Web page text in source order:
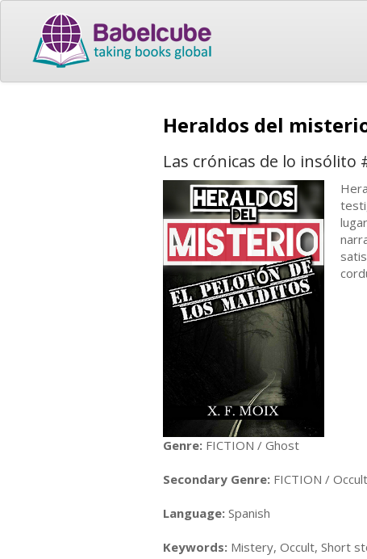
Heraldos del
Las crónicas de lo insólito
Genre: FICTION / Ghost
Secondary Genre: FICTION /
Language: Spanish
Keywords: Mistery, Occult, Short